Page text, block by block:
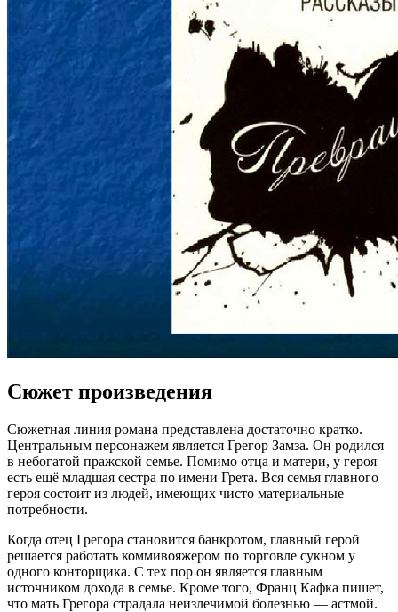
Сюжет произведения
Сюжетная линия романа представлена достаточно кратко.
Центральным персонажем является Грегор Замза. Он родился
в небогатой пражской семье. Помимо отца и матери, у героя
есть ещё младшая сестра по имени Грета. Вся семья главного
героя состоит из людей, имеющих чисто материальные
потребности.
Когда отец Грегора становится банкротом, главный герой
решается работать коммивояжером по торговле сукном у
одного конторщика. С тех пор он является главным
источником дохода в семье. Кроме того, Франц Кафка пишет,
что мать Грегора страдала неизлечимой болезнью — астмой.